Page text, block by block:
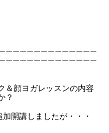
ーーーーーーーーーーーーー
ーーーーーーーーーーーーー
＆顔ヨガレッスンの内容
？
開講しましたが・・・